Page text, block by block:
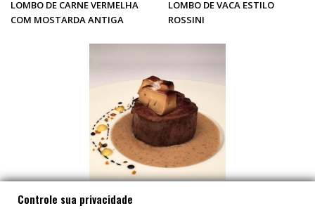
LOMBO DE CARNE VERMELHA
COM MOSTARDA ANTIGA
LOMBO DE VACA ESTILO
ROSSINI
LOMBO COM ESCALOPE DE
Controle sua privacidade